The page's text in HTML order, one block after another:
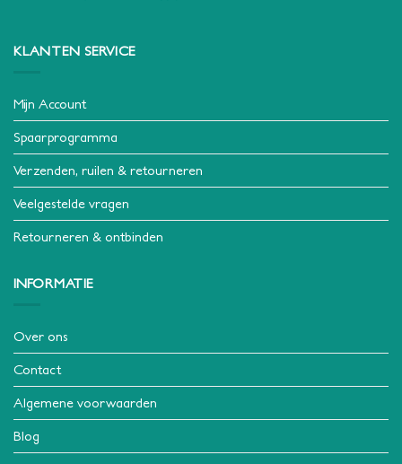
KLANTEN SERVICE
Mijn Account
Spaarprogramma
Verzenden, ruilen & retourneren
Veelgestelde vragen
Retourneren & ontbinden
INFORMATIE
Over ons
Contact
Algemene voorwaarden
Blog